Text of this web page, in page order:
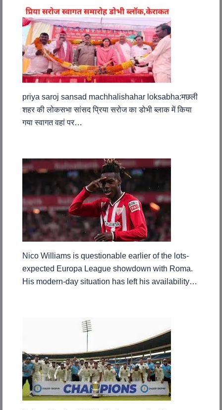
priya saroj sansad machhalishahar loksabha:मछली
शहर की लोकसभा सांसद प्रिया सरोज का डोभी ब्लाक में किया
गया स्वागत वहां पर…
Nico Williams is questionable earlier of the lots-
expected Europa League showdown with Roma.
His modern-day situation has left his availability…